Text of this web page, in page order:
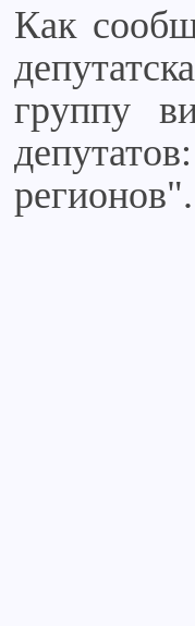
Как
группу
регионов".